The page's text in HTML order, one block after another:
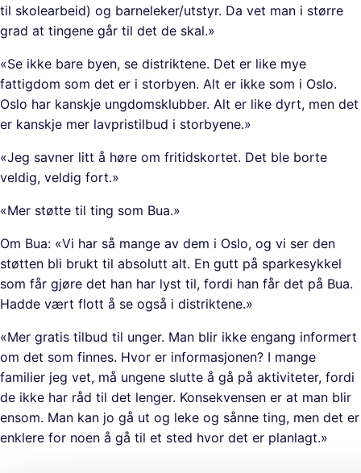
til skolearbeid) og barneleker/utstyr. Da vet man i større
grad at tingene går til det de skal.»
«Se ikke bare byen, se distriktene. Det er like mye
fattigdom som det er i storbyen. Alt er ikke som i Oslo.
Oslo har kanskje ungdomsklubber. Alt er like dyrt, men det
er kanskje mer lavpristilbud i storbyene.»
«Jeg savner litt å høre om fritidskortet. Det ble borte
veldig, veldig fort.»
«Mer støtte til ting som Bua.»
Om Bua: «Vi har så mange av dem i Oslo, og vi ser den
støtten bli brukt til absolutt alt. En gutt på sparkesykkel
som får gjøre det han har lyst til, fordi han får det på Bua.
Hadde vært flott å se også i distriktene.»
«Mer gratis tilbud til unger. Man blir ikke engang informert
om det som finnes. Hvor er informasjonen? I mange
familier jeg vet, må ungene slutte å gå på aktiviteter, fordi
de ikke har råd til det lenger. Konsekvensen er at man blir
ensom. Man kan jo gå ut og leke og sånne ting, men det er
enklere for noen å gå til et sted hvor det er planlagt.»